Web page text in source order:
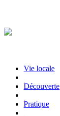
Vie locale
|Découverte
|Pratique